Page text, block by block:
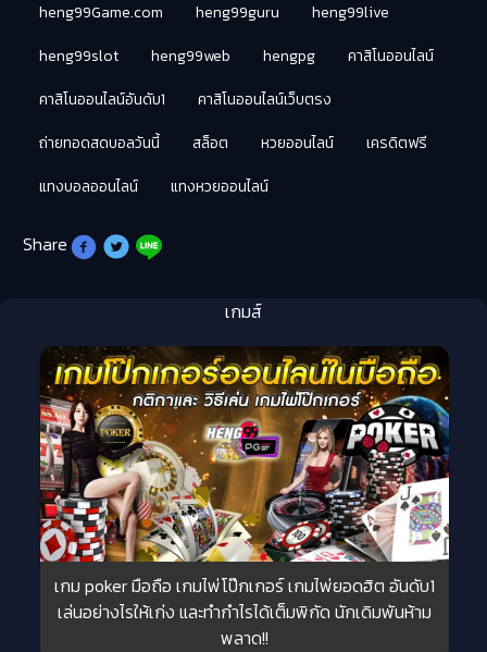
heng99Game.com
heng99guru
heng99live
heng99slot
heng99web hengpg
คาสิโนออนไลน์
คาสิโนออนไลน์อันดับ1
คาสิโนออนไลน์เว็บตรง
ถ่ายทอดสดบอลวันนี้
สล็อต หวยออนไลน์
เครดิตฟรี
แทงบอลออนไลน์
แทงหวยออนไลน์
Share
เกมส์
เกม poker มือถือ เกมไพ่โป๊กเกอร์ เกมไพ่ยอดฮิต อันดับ1
เล่นอย่างไรให้เก่ง และทำกำไรได้เต็มพิกัด นักเดิมพันห้าม
พลาด!!